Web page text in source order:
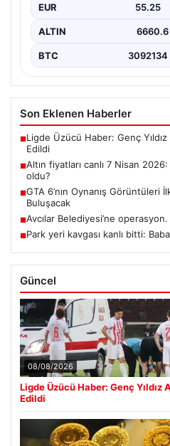
EUR 55.25
ALTIN 6660.6
BTC 3092134
Son Eklenen Haberler
■Ligde Üzücü Haber: Genç
Edildi
■Altın fiyatları canlı 7 Nisan
oldu?
■GTA 6’nın Oynanış Görüntüleri
Buluşacak
■Avcılar Belediyesi’ne operasyon.
■Park yeri kavgası kanlı bitti:
Güncel
08/08/2026
Ligde Üzücü Haber: Genç
Edildi